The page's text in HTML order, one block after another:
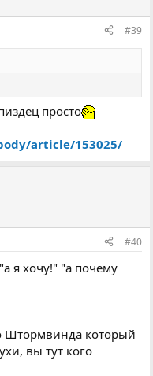
#39
просто
article/153025/
#40
я хочу!" "а почему
Штормвинда который
вы тут кого